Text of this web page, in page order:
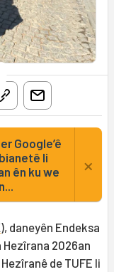
Google’ê
li
ên ku we
×
), daneyên Endeksa
Hezîrana 2026an
de TUFE li